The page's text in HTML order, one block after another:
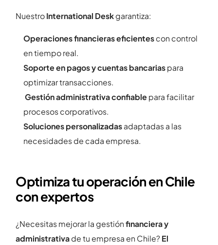
NuestroInternational Deskgarantiza:
Operaciones financieras eficientescon control
en tiempo real.
Soporte en pagos y cuentas bancariaspara
optimizar transacciones.
Gestión administrativa confiablepara facilitar
procesos corporativos.
Soluciones personalizadasadaptadas a las
necesidades de cada empresa.
Optimiza tu operación en Chile
con expertos
¿Necesitas mejorar la gestiónfinanciera y
administrativade tu empresa en Chile?El